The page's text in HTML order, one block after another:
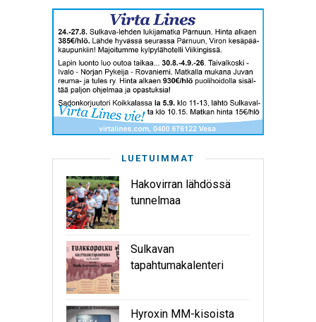
LUETUIMMAT
Hakovirran lähdössä
tunnelmaa
Sulkavan
tapahtumakalenteri
Hyroxin MM-kisoista